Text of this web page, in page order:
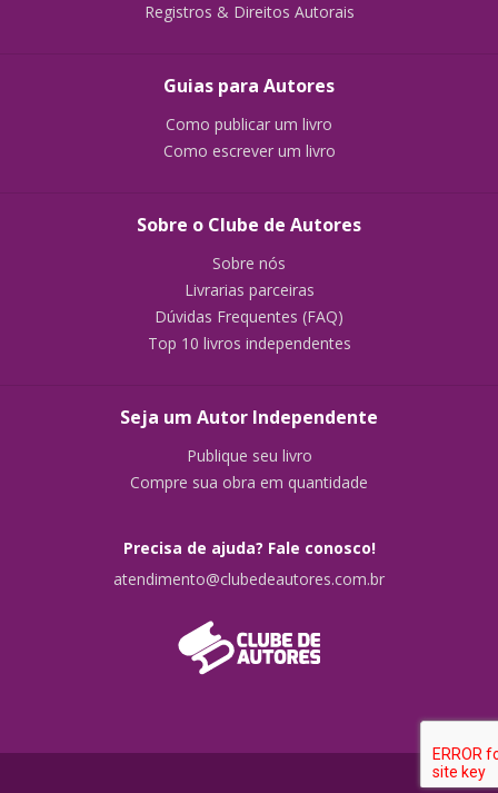
Registros & Direitos Autorais
Guias para Autores
Como publicar um livro
Como escrever um livro
Sobre o Clube de Autores
Sobre nós
Livrarias parceiras
Dúvidas Frequentes (FAQ)
Top 10 livros independentes
Seja um Autor Independente
Publique seu livro
Compre sua obra em quantidade
Precisa de ajuda? Fale conosco!
atendimento@clubedeautores.com.br